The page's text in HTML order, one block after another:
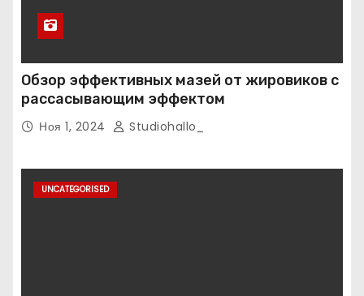
Обзор эффективных мазей от жировиков с
рассасывающим эффектом
Ноя 1, 2024 Studiohallo_
UNCATEGORISED